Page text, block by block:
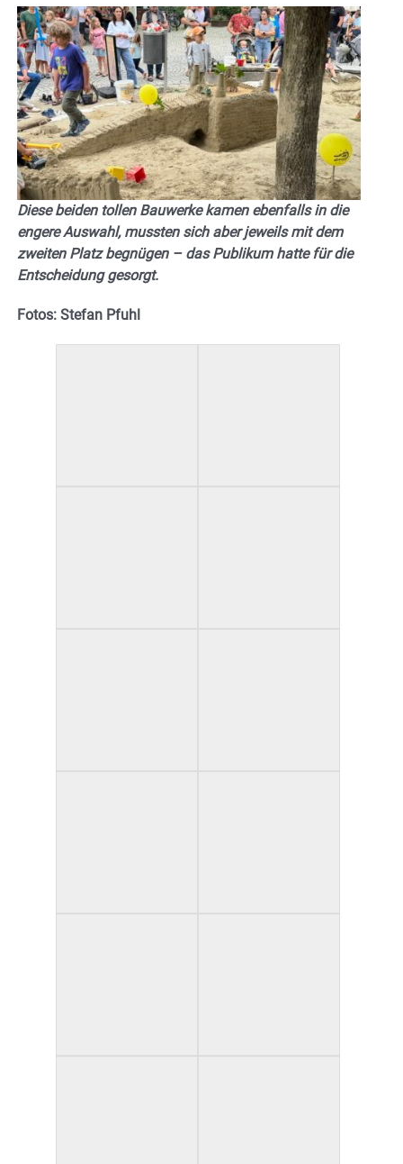
Diese beiden tollen Bauwerke kamen ebenfalls in die
engere Auswahl, mussten sich aber jeweils mit dem
zweiten Platz begnügen – das Publikum hatte für die
Entscheidung gesorgt.
Fotos: Stefan Pfuhl